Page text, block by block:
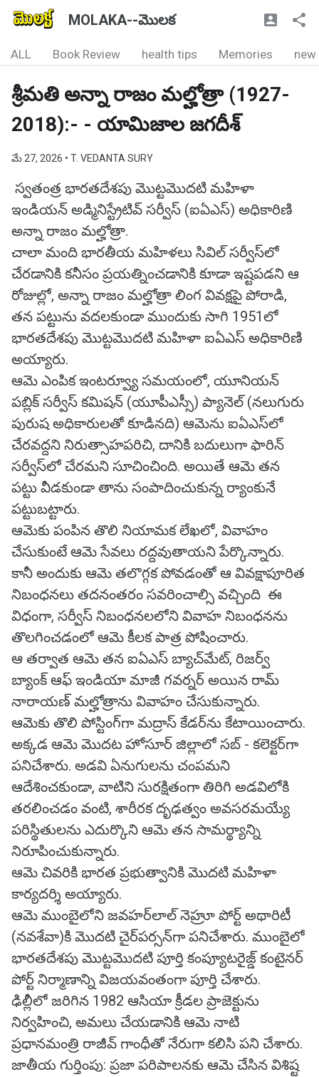
MOLAKA--మొలక
ALL Book Review health tips Memories new
శ్రీమతి అన్నా రాజం మల్హోత్రా (1927-
2018):- - యామిజాల జగదీశ్
మే 27, 2026 • T. VEDANTA SURY
స్వతంత్ర భారతదేశపు మొట్టమొదటి మహిళా
ఇండియన్ అడ్మినిస్ట్రేటివ్ సర్వీస్ (ఐఏఎస్) అధికారిణి
అన్నా రాజం మల్హోత్రా.
చాలా మంది భారతీయ మహిళలు సివిల్ సర్వీస్‌లో
చేరడానికి కనీసం ప్రయత్నించడానికి కూడా ఇష్టపడని ఆ
రోజుల్లో, అన్నా రాజం మల్హోత్రా లింగ వివక్షపై పోరాడి,
తన పట్టును వదలకుండా ముందుకు సాగి 1951లో
భారతదేశపు మొట్టమొదటి మహిళా ఐఏఎస్ అధికారిణి
అయ్యారు.
ఆమె ఎంపిక ఇంటర్వ్యూ సమయంలో, యూనియన్
పబ్లిక్ సర్వీస్ కమిషన్ (యూపీఎస్సీ) ప్యానెల్ (నలుగురు
పురుష అధికారులతో కూడినది) ఆమెను ఐఏఎస్‌లో
చేరవద్దని నిరుత్సాహపరిచి, దానికి బదులుగా ఫారిన్
సర్వీస్‌లో చేరమని సూచించింది. అయితే ఆమె తన
పట్టు వీడకుండా తాను సంపాదించుకున్న ర్యాంకునే
పట్టుబట్టారు.
ఆమెకు పంపిన తొలి నియామక లేఖలో, వివాహం
చేసుకుంటే ఆమె సేవలు రద్దవుతాయని పేర్కొన్నారు.
కానీ అందుకు ఆమె తలొగ్గక పోవడంతో ఆ వివక్షాపూరిత
నిబంధనలు తదనంతరం సవరించాల్సి వచ్చింది ఈ
విధంగా, సర్వీస్ నిబంధనలలోని వివాహ నిబంధనను
తొలగించడంలో ఆమె కీలక పాత్ర పోషించారు.
ఆ తర్వాత ఆమె తన ఐఏఎస్ బ్యాచ్‌మేట్, రిజర్వ్
బ్యాంక్ ఆఫ్ ఇండియా మాజీ గవర్నర్ అయిన రామ్
నారాయణ్ మల్హోత్రాను వివాహం చేసుకున్నారు.
ఆమెకు తొలి పోస్టింగ్‌గా మద్రాస్ కేడర్‌ను కేటాయించారు.
అక్కడ ఆమె మొదట హోసూర్ జిల్లాలో సబ్ - కలెక్టర్‌గా
పనిచేశారు. అడవి ఏనుగులను చంపమని
ఆదేశించకుండా, వాటిని సురక్షితంగా తిరిగి అడవిలోకి
తరలించడం వంటి, శారీరక దృఢత్వం అవసరమయ్యే
పరిస్థితులను ఎదుర్కొని ఆమె తన సామర్థ్యాన్ని
నిరూపించుకున్నారు.
ఆమె చివరికి భారత ప్రభుత్వానికి మొదటి మహిళా
కార్యదర్శి అయ్యారు.
ఆమె ముంబైలోని జవహర్‌లాల్ నెహ్రూ పోర్ట్ అథారిటీ
(నవశేవా)కి మొదటి చైర్‌పర్సన్‌గా పనిచేశారు. ముంబైలో
భారతదేశపు మొట్టమొదటి పూర్తి కంప్యూటరైజ్డ్ కంటైనర్
పోర్ట్ నిర్మాణాన్ని విజయవంతంగా పూర్తి చేశారు.
ఢిల్లీలో జరిగిన 1982 ఆసియా క్రీడల ప్రాజెక్టును
నిర్వహించి, అమలు చేయడానికి ఆమె నాటి
ప్రధానమంత్రి రాజీవ్ గాంధీతో నేరుగా కలిసి పని చేశారు.
జాతీయ గుర్తింపు: ప్రజా పరిపాలనకు ఆమె చేసిన విశిష్ట